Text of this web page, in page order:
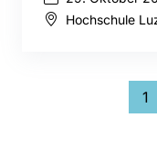
Hochschule
1